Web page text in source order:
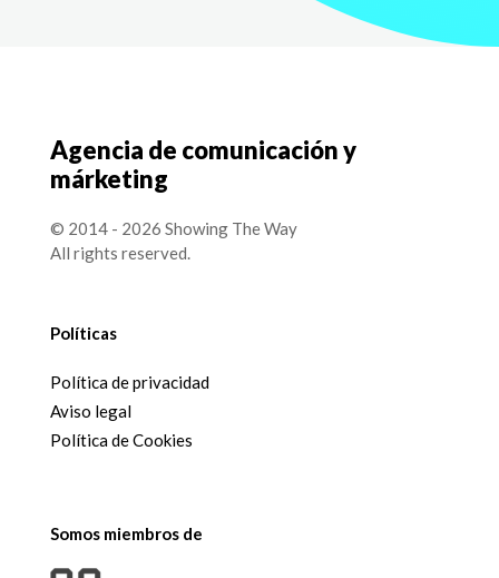
Agencia de comunicación y
márketing
© 2014 - 2026 Showing The Way
All rights reserved.
Políticas
Política de privacidad
Aviso legal
Política de Cookies
Somos miembros de